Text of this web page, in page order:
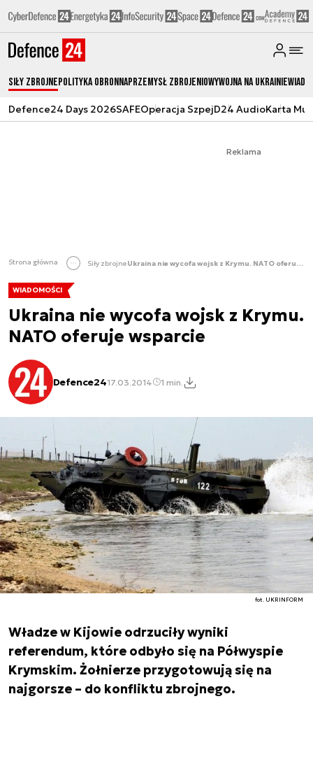
Siły zbrojnePolityka obronnaPrzemysł ZbrojeniowyWojna na Ukrainie
Defence24 Days 2026SAFEOperacja SzpejD24 AudioKarta
Reklama
Strona główna Siły zbrojne Ukraina nie wycofa wojsk z Krymu. NATO oferuje wsparcie
WIADOMOŚCI
Ukraina nie wycofa wojsk z Krymu.
NATO oferuje wsparcie
Defence2417.03.2014 1 min.
fot. UKRINFORM
Władze w Kijowie odrzuciły wyniki
referendum, które odbyło się na Półwyspie
Krymskim. Żołnierze przygotowują się na
najgorsze – do konfliktu zbrojnego.